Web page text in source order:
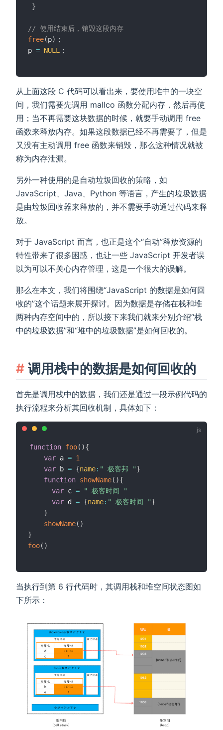
}
// 使用结束后，销毁这段内存
free(p) ；
p = NULL
从上面这段 C 代码可以看出来，要使用堆中的一块空
间，我们需要先调用 mallco 函数分配内存，然后再使
用；当不再需要这块数据的时候，就要手动调用 free
函数来释放内存。如果这段数据已经不再需要了，但是
又没有主动调用 free 函数来销毁，那么这种情况就被
称为内存泄漏。
另外一种使用的是自动垃圾回收的策略，如
JavaScript、Java、Python 等语言，产生的垃圾数据
是由垃圾回收器来释放的，并不需要手动通过代码来释
放。
对于 JavaScript 而言，也正是这个“自动”释放资源的
特性带来了很多困惑，也让一些 JavaScript 开发者误
以为可以不关心内存管理，这是一个很大的误解。
那么在本文，我们将围绕“JavaScript 的数据是如何回
收的”这个话题来展开探讨。因为数据是存储在栈和堆
两种内存空间中的，所以接下来我们就来分别介绍“栈
中的垃圾数据”和“堆中的垃圾数据”是如何回收的。
调用栈中的数据是如何回收的
首先是调用栈中的数据，我们还是通过一段示例代码的
执行流程来分析其回收机制，具体如下：
function foo( ){
var a = 1
var b = {name: " 极客邦 "}
function showName( ){
var c =
" 极客时间 "
var d = {name: " 极客时间 "}
}
showName( )
}
foo( )
当执行到第 6 行代码时，其调用栈和堆空间状态图如
下所示：